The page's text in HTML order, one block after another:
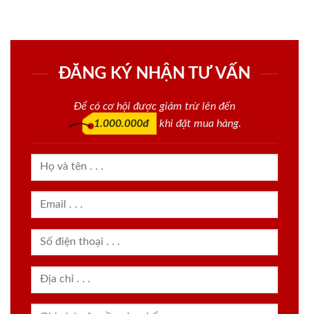
ĐĂNG KÝ NHẬN TƯ VẤN
Để có cơ hội được giảm trừ lên đến
1.000.000đ
khi đặt mua hàng.